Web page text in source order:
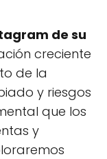
de su
creciente
de la
y riesgos
que los
y